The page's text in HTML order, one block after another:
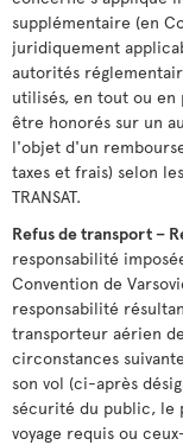
supplémentaire (en
juridiquement
autorités
utilisés, en tout ou en
être honorés sur un
l'objet d'un
taxes et frais) selon
TRANSAT.
Refus de transport –
responsabilité
Convention de
responsabilité
transporteur aérien
circonstances
son vol (ci-après
sécurité du public, le
voyage requis ou